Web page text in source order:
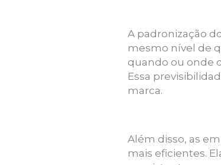
A padronização
mesmo nível de
quando ou onde
Essa
marca.
Além disso, as
mais eficientes.